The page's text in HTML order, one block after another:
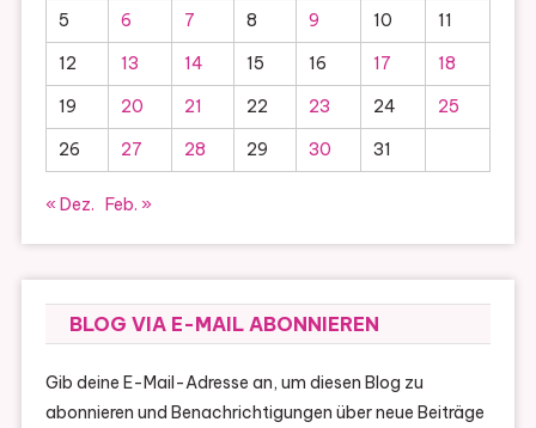
5
6 7 8 9 10
11
12
13 14 15 16 17
18
19
20 21 22 23 24
25
26
27 28 29 30 31
« Dez. Feb. »
BLOG VIA E-MAIL ABONNIEREN
Gib deine E-Mail-Adresse an, um diesen Blog zu
abonnieren und Benachrichtigungen über neue Beiträge